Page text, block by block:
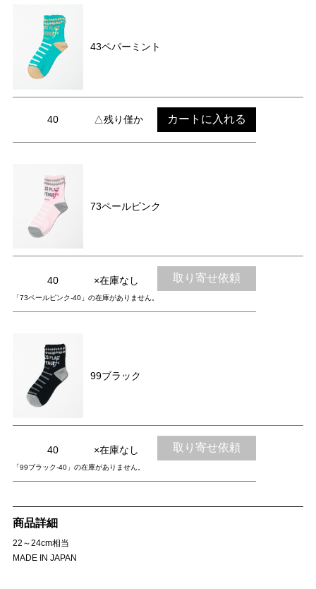
43ペパーミント
40 △残り僅か カートに入れる
73ペールピンク
40 ×在庫なし 取り寄せ依頼
「73ペールピンク-40」の在庫がありません。
99ブラック
40 ×在庫なし 取り寄せ依頼
「99ブラック-40」の在庫がありません。
商品詳細
22～24cm相当
MADE IN JAPAN